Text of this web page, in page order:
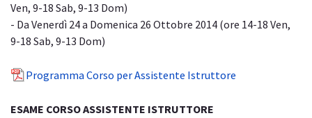
Ven, 9-18 Sab, 9-13 Dom)
- Da Venerdì 24 a Domenica 26 Ottobre 2014 (ore 14-18 Ven,
9-18 Sab, 9-13 Dom)
Programma Corso per Assistente Istruttore
ESAME CORSO ASSISTENTE ISTRUTTORE